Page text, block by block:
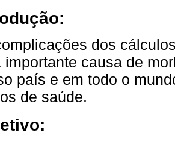
dos
importante causa de
país e em todo o
de saúde.